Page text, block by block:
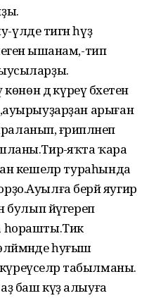
үлде тигән һүҙ
ышанам,-тип
дә күреү бәхетенә
арыған
ғәрипләнеп
яҡта ҡара
кешеләр тураһында
берәй яугир
булып йүгереп
һорашты.Тик
һуғыш
табылманы.
баш күҙ алыуға